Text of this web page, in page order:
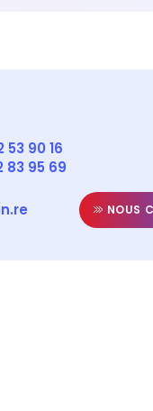
53 90 16
83 95 69
NOUS